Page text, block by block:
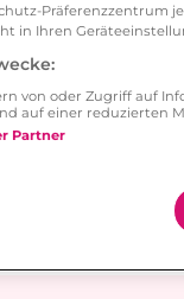
ausschalten.
Partnersuche.
App für dein
Präferenzzentrum
in Ihren
von oder Zugriff auf
auf einer reduzierten
Partner